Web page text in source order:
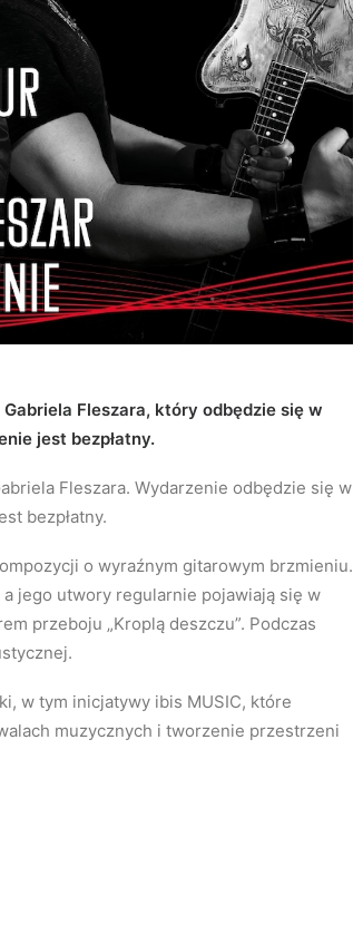
Fleszara, który odbędzie się w
jest bezpłatny.
Fleszara. Wydarzenie odbędzie się w
bezpłatny.
o wyraźnym gitarowym brzmieniu.
a jego utwory regularnie pojawiają się w
przeboju „Kroplą deszczu”. Podczas
w tym inicjatywy ibis MUSIC, które
muzycznych i tworzenie przestrzeni